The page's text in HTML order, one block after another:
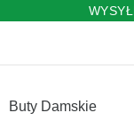
Buty Damskie